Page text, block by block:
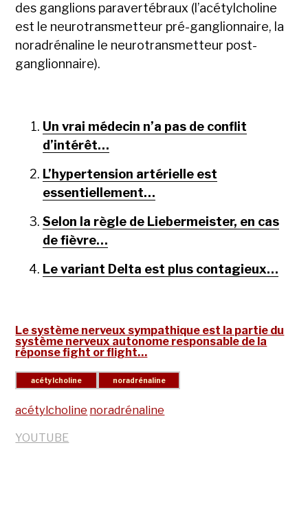
des ganglions paravertébraux (l’acétylcholine
est le neurotransmetteur pré-ganglionnaire, la
noradrénaline le neurotransmetteur post-
ganglionnaire).
Un vrai médecin n’a pas de conflit
d’intérêt…
L’hypertension artérielle est
essentiellement…
Selon la règle de Liebermeister, en cas
de fièvre…
Le variant Delta est plus contagieux…
Le système nerveux sympathique est la partie du
système nerveux autonome responsable de la
réponse fight or flight…
acétylcholine noradrénaline
YOUTUBE